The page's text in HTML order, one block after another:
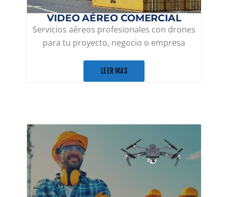
VIDEO AÉREO COMERCIAL
Servicios aéreos profesionales con drones
para tu proyecto, negocio o empresa
LEER MAS